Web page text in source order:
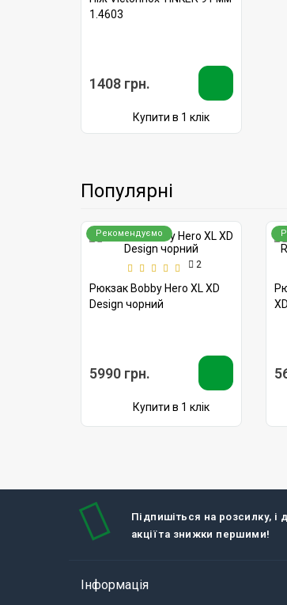
1.4603
1408 грн.
Купити в 1 клік
Популярні
Рекомендуємо
2
Рюкзак Bobby Hero XL XD
Design чорний
5990 грн.
Купити в 1 клік
Підпишіться на розсилку, і
акції та знижки першими!
Інформація